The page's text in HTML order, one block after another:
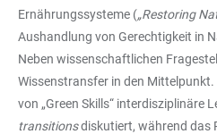
Ernährungssysteme („Restoring
Aushandlung von Gerechtigkeit in
Neben wissenschaftlichen
Wissenstransfer in den Mittelpunkt.
von „Green Skills“ interdisziplinäre
transitionsdiskutiert, während das